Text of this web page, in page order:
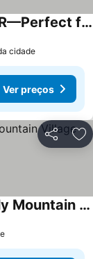
Apartment in LA BRIGUE CENTER—Perfect for large families!
cidade
Ver preços
Partilhar
Sunny 1-Bed Apartment In Lovely Mountain Village